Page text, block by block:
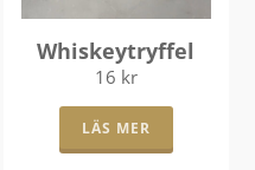
Whiskeytryffel
16 kr
LÄS MER